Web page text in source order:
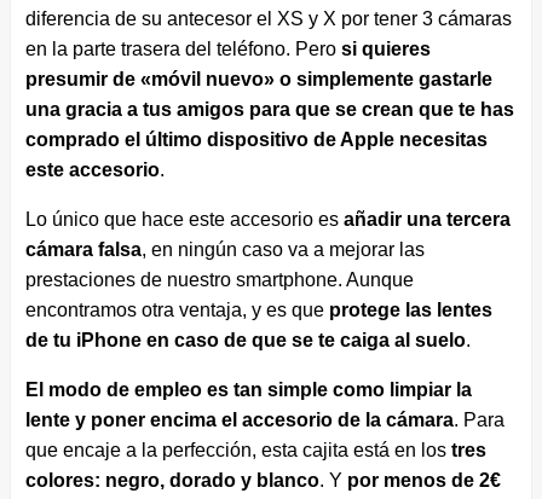
diferencia de su antecesor el XS y X por tener 3 cámaras
en la parte trasera del teléfono. Perosi quieres
presumir de «móvil nuevo» o simplemente gastarle
una gracia a tus amigos para que se crean que te has
comprado el último dispositivo de Apple necesitas
este accesorio.
Lo único que hace este accesorio es añadir una tercera
cámara falsa, en ningún caso va a mejorar las
prestaciones de nuestro smartphone. Aunque
encontramos otra ventaja, y es que protege las lentes
de tu iPhone en caso de que se te caiga al suelo.
El modo de empleo es tan simple como limpiar la
lente y poner encima el accesorio de la cámara. Para
que encaje a la perfección, esta cajita está en los tres
colores: negro, dorado y blanco. Y por menos de 2€